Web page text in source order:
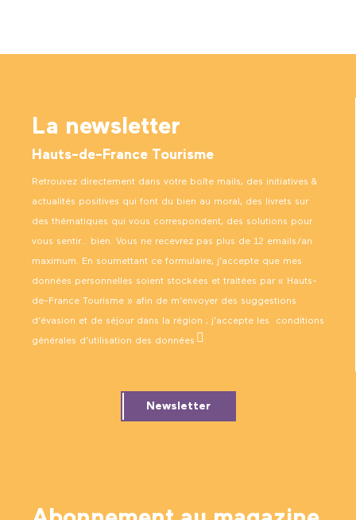
La newsletter
Hauts-de-France Tourisme
Retrouvez directement dans votre boîte mails, des initiatives &
actualités positives qui font du bien au moral, des livrets sur
des thématiques qui vous correspondent, des solutions pour
vous sentir… bien. Vous ne recevrez pas plus de 12 emails/an
maximum. En soumettant ce formulaire, j’accepte que mes
données personnelles soient stockées et traitées par « Hauts-
de-France Tourisme » afin de m’envoyer des suggestions
d’évasion et de séjour dans la région ; j’accepte les conditions
générales d’utilisation des données .
Newsletter